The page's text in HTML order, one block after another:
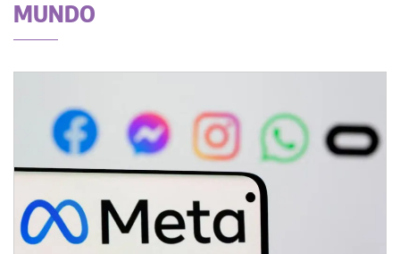
MUNDO